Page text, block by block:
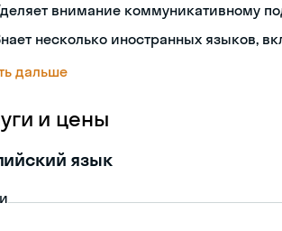
внимание коммуникативному
несколько иностранных языков,
дальше
и цены
язык